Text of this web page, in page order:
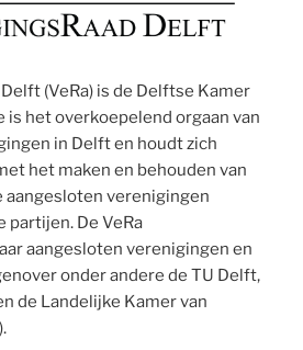
(VeRa) is de Delftse Kamer
is het overkoepelend orgaan van
in Delft en houdt zich
het maken en behouden van
verenigingen
partijen. De VeRa
aangesloten verenigingen en
onder andere de TU Delft,
de Landelijke Kamer van